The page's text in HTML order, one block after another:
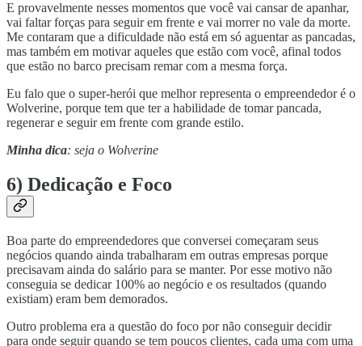
E provavelmente nesses momentos que você vai cansar de apanhar,
vai faltar forças para seguir em frente e vai morrer no vale da morte.
Me contaram que a dificuldade não está em só aguentar as pancadas,
mas também em motivar aqueles que estão com você, afinal todos
que estão no barco precisam remar com a mesma força.
Eu falo que o super-herói que melhor representa o empreendedor é o
Wolverine, porque tem que ter a habilidade de tomar pancada,
regenerar e seguir em frente com grande estilo.
Minha dica: seja o Wolverine
6) Dedicação e Foco
Boa parte do empreendedores que conversei começaram seus
negócios quando ainda trabalharam em outras empresas porque
precisavam ainda do salário para se manter. Por esse motivo não
conseguia se dedicar 100% ao negócio e os resultados (quando
existiam) eram bem demorados.
Outro problema era a questão do foco por não conseguir decidir
para onde seguir quando se tem poucos clientes, cada uma com uma